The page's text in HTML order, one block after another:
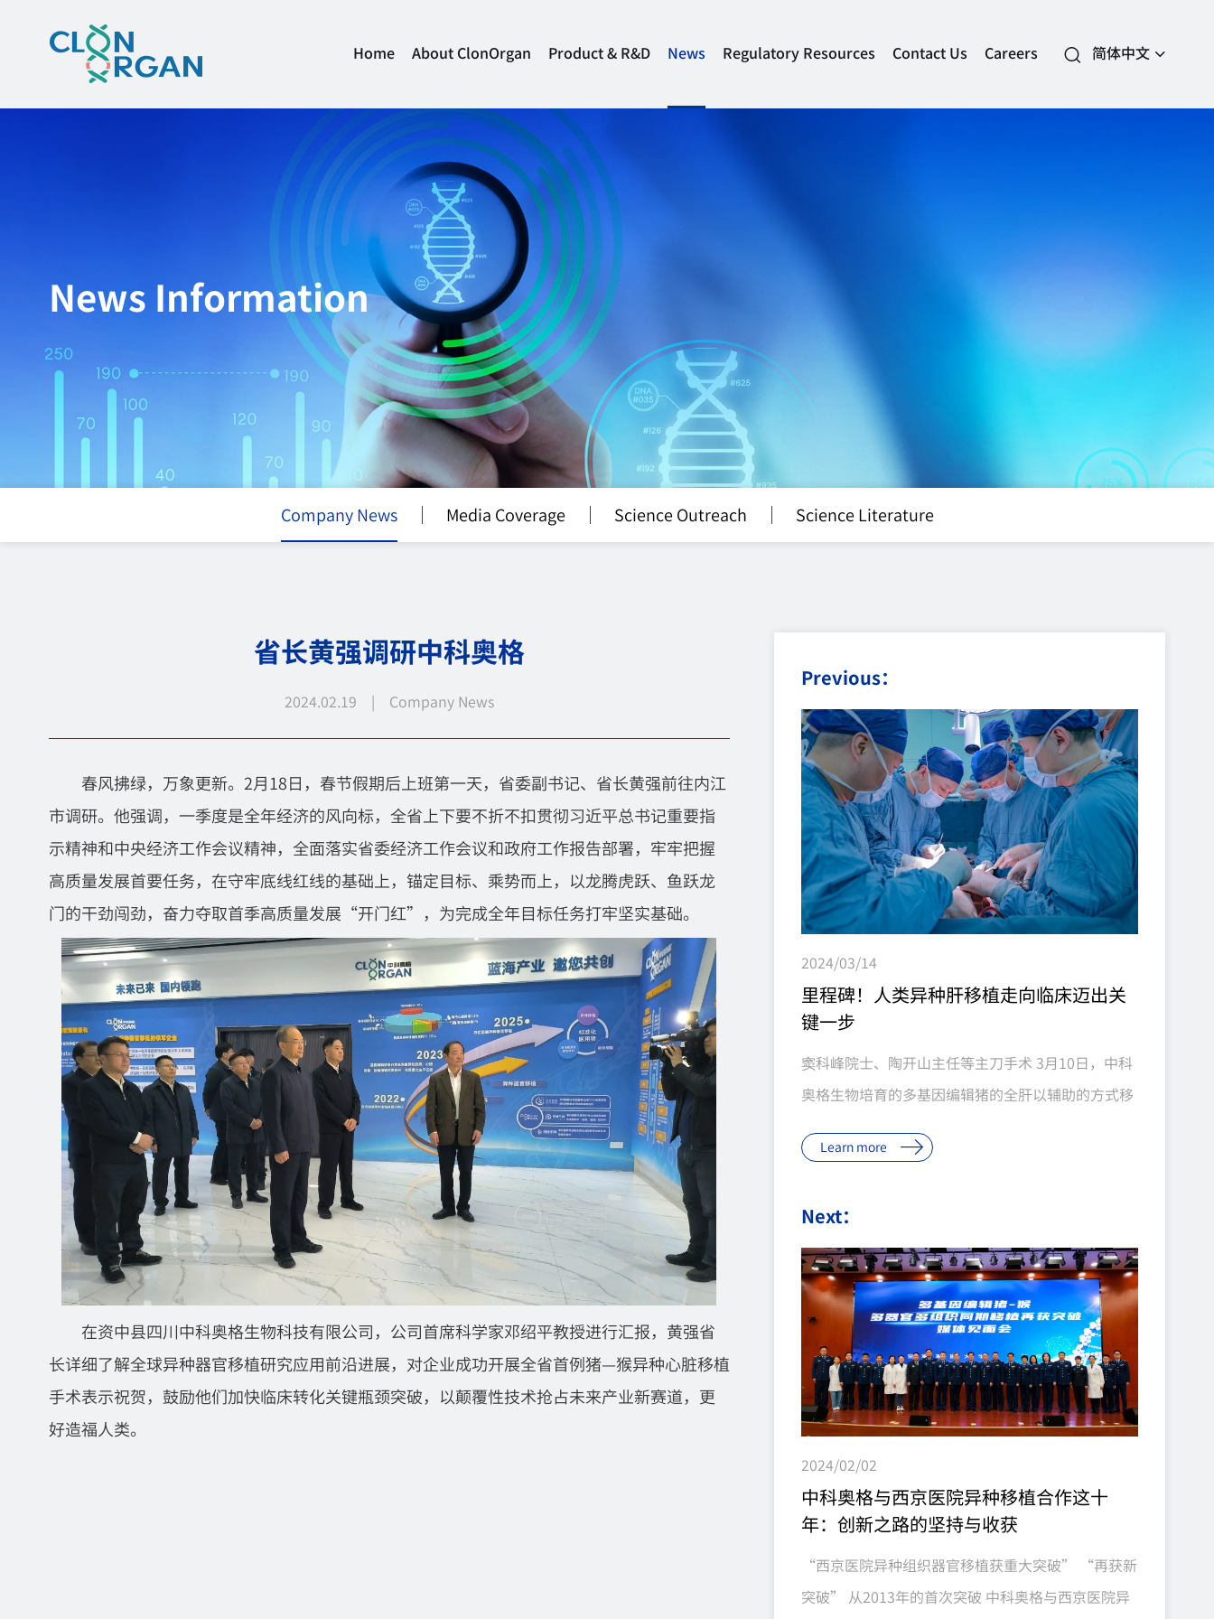
Home About ClonOrgan Product & R&D News Regulatory Resources Contact Us Careers 简体中文
News Information
Company News Media Coverage Science Outreach Science Literature
省长黄强调研中科奥格
2024.02.19 | Company News
春风拂绿，万象更新。2月18日，春节假期后上班第一天，省委副书记、省长黄强前往内江
市调研。他强调，一季度是全年经济的风向标，全省上下要不折不扣贯彻习近平总书记重要指
示精神和中央经济工作会议精神，全面落实省委经济工作会议和政府工作报告部署，牢牢把握
高质量发展首要任务，在守牢底线红线的基础上，锚定目标、乘势而上，以龙腾虎跃、鱼跃龙
门的干劲闯劲，奋力夺取首季高质量发展“开门红”，为完成全年目标任务打牢坚实基础。
在资中县四川中科奥格生物科技有限公司，公司首席科学家邓绍平教授进行汇报，黄强省
长详细了解全球异种器官移植研究应用前沿进展，对企业成功开展全省首例猪—猴异种心脏移植
手术表示祝贺，鼓励他们加快临床转化关键瓶颈突破，以颠覆性技术抢占未来产业新赛道，更
好造福人类。
Previous：
2024/03/14
里程碑！人类异种肝移植走向临床迈出关
键一步
窦科峰院士、陶开山主任等主刀手术 3月10日，中科
奥格生物培育的多基因编辑猪的全肝以辅助的方式移
编辑猪-人”肝脏异种移植的可行性，在科学理论创
突破，将在救治修复、功能重建、移植替代，特别是
重要脏器移植中发挥不可替代作用。 我国有近4亿肝
病患者，700多万肝硬化患者，同时，每年新增30万
~50万的肝衰竭患者。对于肝衰竭，肝移植是唯一有
效根治方式。现实中，很多人因等不到人类供肝而失
去生命。而异种肝移植不受供肝数量限制，可使更多
终末期肝病患者获益，未来可能完全替代同种肝移
植。 目前，国际上关于异...
Learn more
Next：
2024/02/02
中科奥格与西京医院异种移植合作这十
年：创新之路的坚持与收获
“西京医院异种组织器官移植获重大突破” “再获新
突破” 从2013年的首次突破 中科奥格与西京医院异